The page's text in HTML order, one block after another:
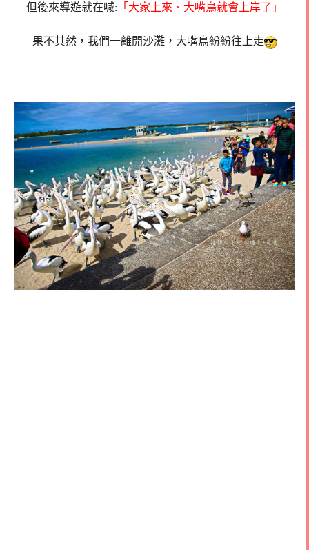
但後來導遊就在喊: 「大家上來、大嘴鳥就會上岸了」
果不其然，我們一離開沙灘，大嘴鳥紛紛往上走